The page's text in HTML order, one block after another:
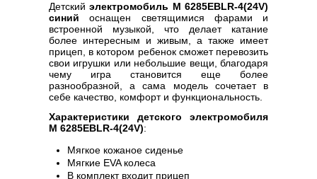
Детскийэлектромобиль M 6285EBLR-4(24V)
синий оснащен светящимися фарами и
встроенной музыкой, что делает катание
более интересным и живым, а также имеет
прицеп, в котором ребенок сможет перевозить
свои игрушки или небольшие вещи, благодаря
чему игра становится еще более
разнообразной, а сама модель сочетает в
себе качество, комфорт и функциональность.
Характеристики детского электромобиля
M 6285EBLR-4(24V):
Мягкое кожаное сиденье
Мягкие EVA колеса
В комплект входит прицеп